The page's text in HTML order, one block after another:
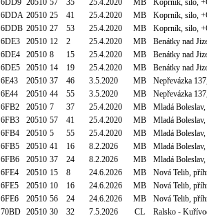
6DD9 20510 57 35 25.4.2020 MB
Koprník, silo,
6DDA 20510 25 41 25.4.2020 MB
Koprník, silo,
6DDB 20510 27 53 25.4.2020 MB
Koprník, silo,
6DE3 20510 12 2 25.4.2020 MB
Benátky nad
6DE4 20510 8 15 25.4.2020 MB
Benátky nad
6DE5 20510 14 19 25.4.2020 MB
Benátky nad
6E43 20510 37 46 3.5.2020 MB
Nepřevázka
6E44 20510 44 55 3.5.2020 MB
Nepřevázka
6FB2 20510 7 37 25.4.2020 MB
Mladá
6FB3 20510 57 41 25.4.2020 MB
Mladá
6FB4 20510 5 55 25.4.2020 MB
Mladá
6FB5 20510 41 16 8.2.2026 MB
Mladá
6FB6 20510 37 24 8.2.2026 MB
Mladá
6FE4 20510 15 8 24.6.2026 MB
Nová Telib,
6FE5 20510 10 16 24.6.2026 MB
Nová Telib,
6FE6 20510 56 24 24.6.2026 MB
Nová Telib,
70BD 20510 30 32 7.5.2026 CL
Ralsko -